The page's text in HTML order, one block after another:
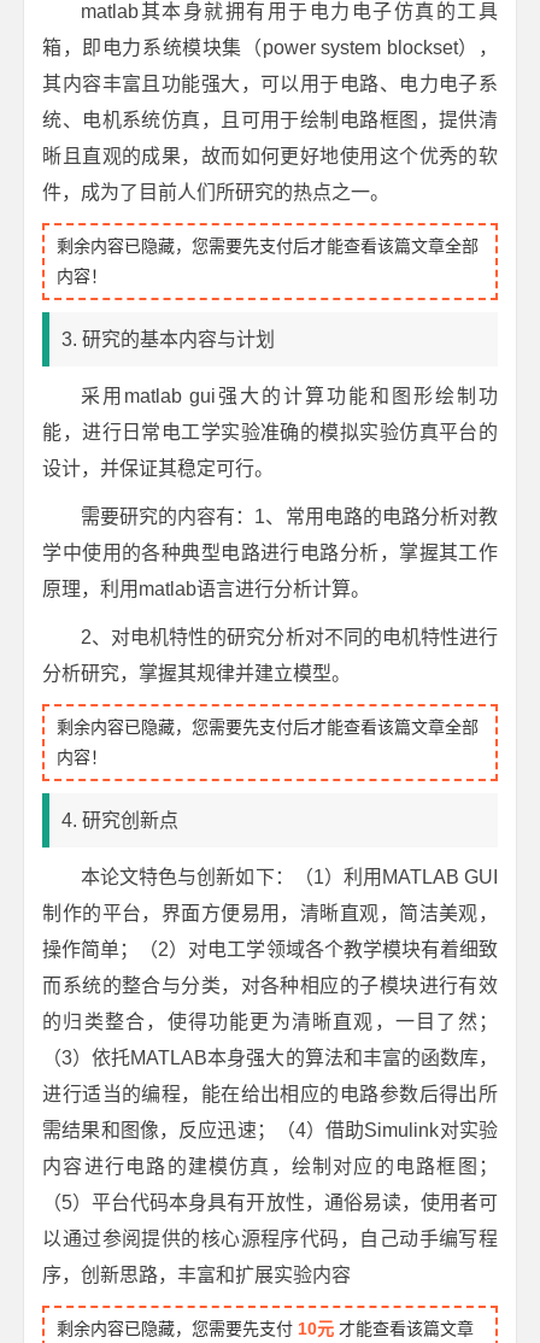
matlab其本身就拥有用于电力电子仿真的工具
箱，即电力系统模块集（power system blockset），
其内容丰富且功能强大，可以用于电路、电力电子系
统、电机系统仿真，且可用于绘制电路框图，提供清
晰且直观的成果，故而如何更好地使用这个优秀的软
件，成为了目前人们所研究的热点之一。
剩余内容已隐藏，您需要先支付后才能查看该篇文章全部
内容！
3. 研究的基本内容与计划
采用matlab gui强大的计算功能和图形绘制功
能，进行日常电工学实验准确的模拟实验仿真平台的
设计，并保证其稳定可行。
需要研究的内容有：1、常用电路的电路分析对教
学中使用的各种典型电路进行电路分析，掌握其工作
原理，利用matlab语言进行分析计算。
2、对电机特性的研究分析对不同的电机特性进行
分析研究，掌握其规律并建立模型。
剩余内容已隐藏，您需要先支付后才能查看该篇文章全部
内容！
4. 研究创新点
本论文特色与创新如下：（1）利用MATLAB GUI
制作的平台，界面方便易用，清晰直观，简洁美观，
操作简单；（2）对电工学领域各个教学模块有着细致
而系统的整合与分类，对各种相应的子模块进行有效
的归类整合，使得功能更为清晰直观，一目了然；
（3）依托MATLAB本身强大的算法和丰富的函数库，
进行适当的编程，能在给出相应的电路参数后得出所
需结果和图像，反应迅速；（4）借助Simulink对实验
内容进行电路的建模仿真，绘制对应的电路框图；
（5）平台代码本身具有开放性，通俗易读，使用者可
以通过参阅提供的核心源程序代码，自己动手编写程
序，创新思路，丰富和扩展实验内容
剩余内容已隐藏，您需要先支付 10元 才能查看该篇文章